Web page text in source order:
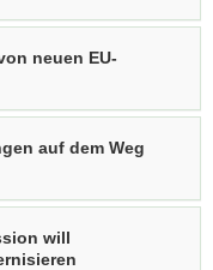
neuen EU-
auf dem Weg
will